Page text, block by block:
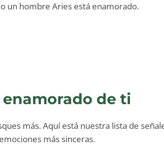
un hombre Aries está enamorado.
enamorado de ti
más. Aquí está nuestra lista de
más sinceras.